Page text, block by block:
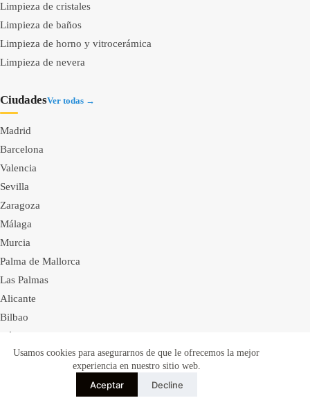
Usamos cookies para asegurarnos de que le ofrecemos la mejor
experiencia en nuestro sitio web.
Aceptar Decline
Limpieza de cristales
Limpieza de baños
Limpieza de horno y vitrocerámica
Limpieza de nevera
CiudadesVer todas →
Madrid
Barcelona
Valencia
Sevilla
Zaragoza
Málaga
Murcia
Palma de Mallorca
Las Palmas
Alicante
Bilbao
Córdoba
Valladolid
Condiciones de uso
Condiciones cliente-proveedor
Domestina ltd. Todos los derechos reservados.